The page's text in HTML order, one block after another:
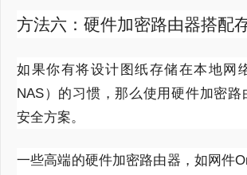
方法六：硬件加密路由器搭配
如果你有将设计图纸存储在本地网
NAS）的习惯，那么使用硬件加密路
安全方案。
一些高端的硬件加密路由器，如网件